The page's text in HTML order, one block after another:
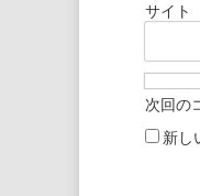
サイト
次回の
新し